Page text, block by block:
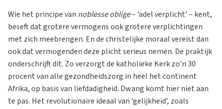
Wie het principe van noblesse oblige– ‘adel verplicht’ – kent,
beseft dat grotere vermogens ook grotere verplichtingen
met zich meebrengen. En de christelijke moraal vereist dan
ook dat vermogenden deze plicht serieus nemen. De praktijk
onderschrijft dit. Zo verzorgt de katholieke Kerk zo’n 30
procent van alle gezondheidszorg in heel het continent
Afrika, op basis van liefdadigheid. Dwang komt hier niet aan
te pas. Het revolutionaire ideaal van ‘gelijkheid’, zoals